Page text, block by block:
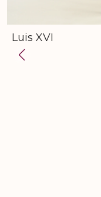
Luis XVI